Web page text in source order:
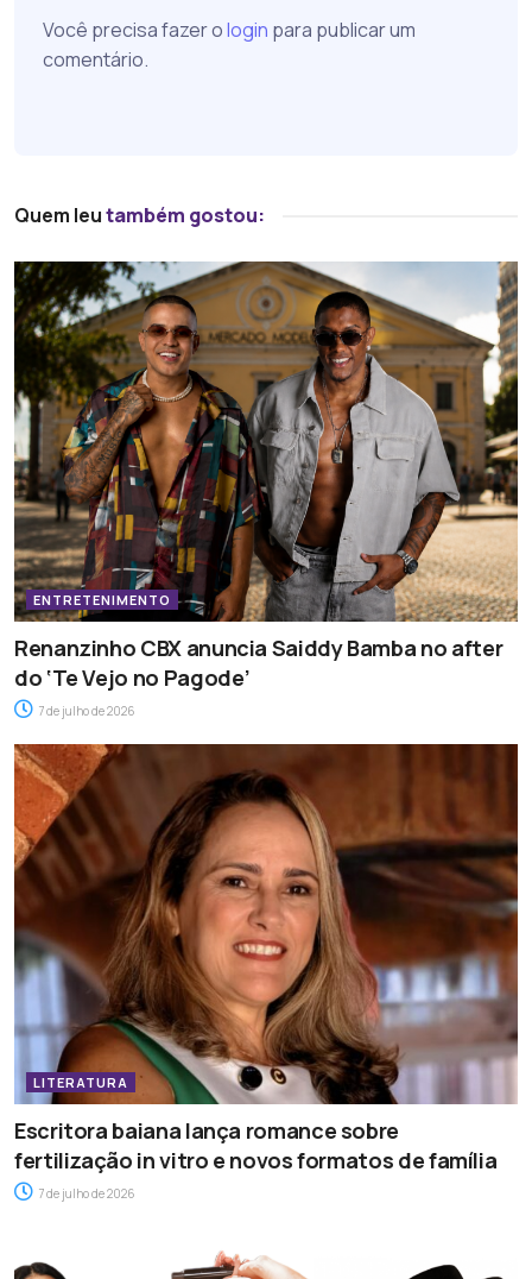
Você precisa fazer ologin para publicar um
comentário.
Quem leutambém gostou:
ENTRETENIMENTO
Renanzinho CBX anuncia Saiddy Bamba no after
do ‘Te Vejo no Pagode’
7 de julho de 2026
LITERATURA
Escritora baiana lança romance sobre
fertilização in vitro e novos formatos de família
7 de julho de 2026